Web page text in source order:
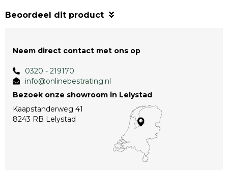
Beoordeel dit product
Neem direct contact met ons op
0320 - 219170
info@onlinebestrating.nl
Bezoek onze showroom in Lelystad
Kaapstanderweg 41
8243 RB Lelystad